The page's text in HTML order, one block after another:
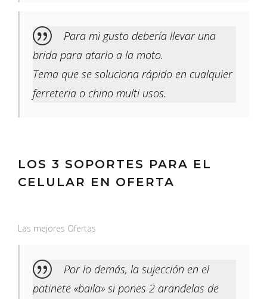
Para mi gusto debería llevar una
brida para atarlo a la moto.
Tema que se soluciona rápido en cualquier
ferreteria o chino multi usos.
LOS 3 SOPORTES PARA EL
CELULAR EN OFERTA
Las mejores Ofertas
Por lo demás, la sujección en el
patinete «baila» si pones 2 arandelas de